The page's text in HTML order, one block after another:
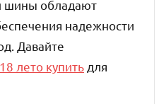
шины обладают
надежности
Давайте
лето купить для